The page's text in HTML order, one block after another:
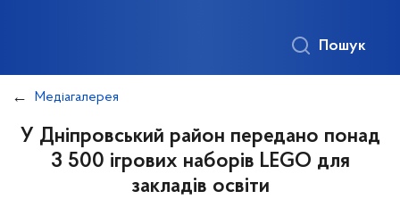
Пошук
Медіагалерея
У Дніпровський район передано понад
3 500 ігрових наборів LEGO для
закладів освіти